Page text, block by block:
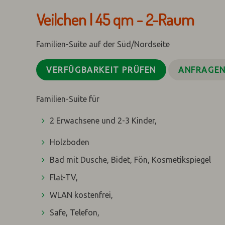
Veilchen | 45 qm - 2-Raum
Familien-Suite auf der Süd/Nordseite
VERFÜGBARKEIT PRÜFEN
Familien-Suite für
2 Erwachsene und 2-3 Kinder,
Holzboden
Bad mit Dusche, Bidet, Fön, Kosmetikspiegel
Flat-TV,
WLAN kostenfrei,
Safe, Telefon,